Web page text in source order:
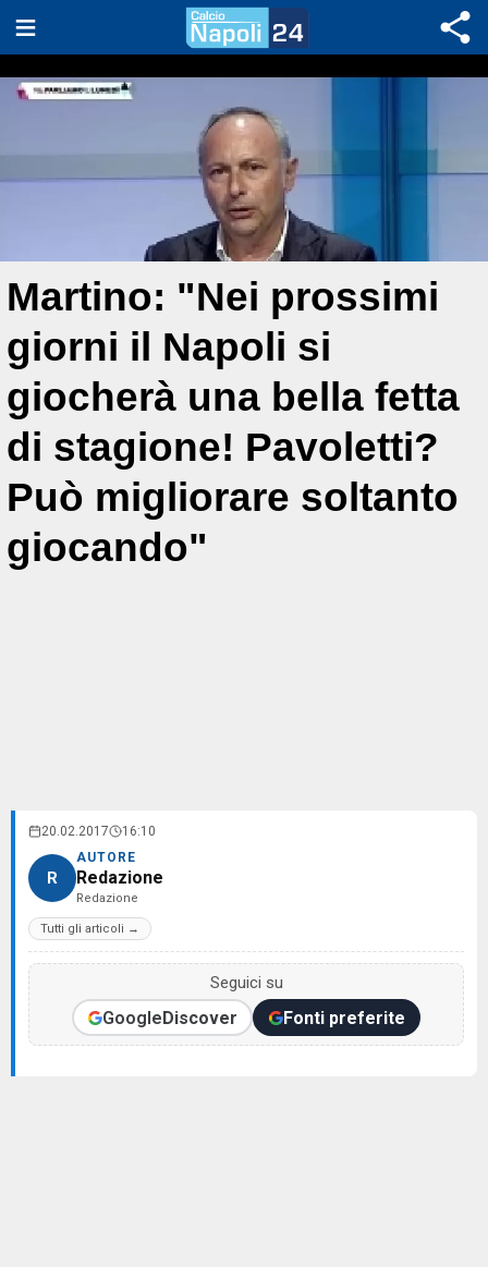
Martino: "Nei prossimi
giorni il Napoli si
giocherà una bella fetta
di stagione! Pavoletti?
Può migliorare soltanto
giocando"
20.02.2017 16:10
R
AUTORE
Redazione
Redazione
Tutti gli articoli →
Seguici su
GoogleDiscover Fonti preferite